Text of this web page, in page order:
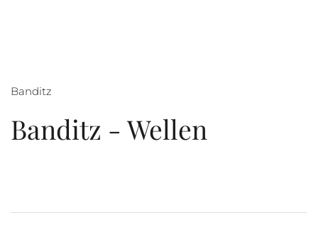
Banditz
Banditz - Wellen